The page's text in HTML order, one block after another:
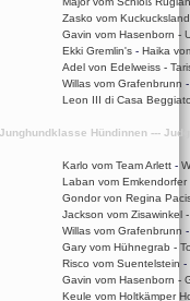
Zasko vom Kuckucksland
Gavin vom Hasenborn -
Ekki Gremlin's - Haika
Adel von Edelweiss -
Willas vom Grafenbrunn
Leon III di Casa
Hündinnen ---
Karlo vom Team Arlett -
Laban vom Emkendorfer
Gondor von Regina
Jackson vom Zisawinkel
Willas vom Grafenbrunn
Gary vom Hühnegrab -
Risco vom Suentelstein -
Gavin vom Hasenborn -
Keule vom Holtkämper